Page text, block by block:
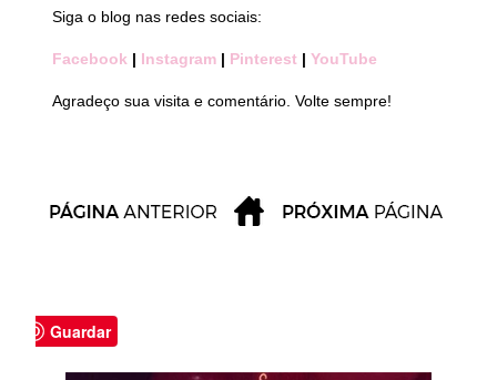
Siga o blog nas redes sociais:
Facebook | Instagram | Pinterest | YouTube
Agradeço sua visita e comentário. Volte sempre!
Guardar